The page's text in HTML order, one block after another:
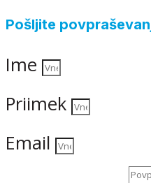
Pošljite
Ime
Priimek
Email